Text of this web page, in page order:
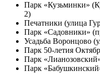
Парк «Кузьминки»
2)
Печатники (улица
Парк «Садовники»
Усадьба Воронцово
Парк 50-летия
Парк
Парк